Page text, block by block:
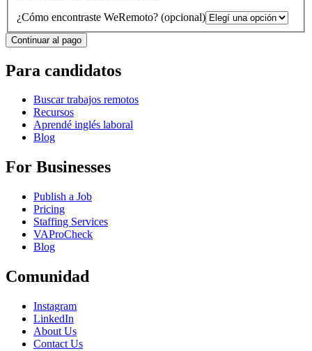
¿Cómo encontraste WeRemoto? (opcional)
Continuar al pago
Para candidatos
Buscar trabajos remotos
Recursos
Aprendé inglés laboral
Blog
For Businesses
Publish a Job
Pricing
Staffing Services
VAProCheck
Blog
Comunidad
Instagram
LinkedIn
About Us
Contact Us